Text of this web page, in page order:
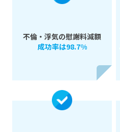
不倫・浮気の慰謝料減額
成功率は98.7%